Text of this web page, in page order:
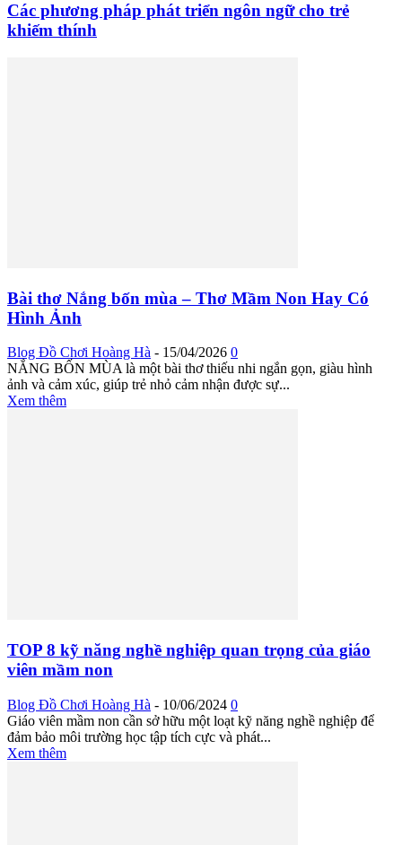
Các phương pháp phát triển ngôn ngữ cho trẻ
khiếm thính
Bài thơ Nắng bốn mùa – Thơ Mầm Non Hay Có
Hình Ảnh
Blog Đồ Chơi Hoàng Hà - 15/04/2026 0
NẮNG BỐN MÙA là một bài thơ thiếu nhi ngắn gọn, giàu hình
ảnh và cảm xúc, giúp trẻ nhỏ cảm nhận được sự...
Xem thêm
TOP 8 kỹ năng nghề nghiệp quan trọng của giáo
viên mầm non
Blog Đồ Chơi Hoàng Hà - 10/06/2024 0
Giáo viên mầm non cần sở hữu một loạt kỹ năng nghề nghiệp để
đảm bảo môi trường học tập tích cực và phát...
Xem thêm